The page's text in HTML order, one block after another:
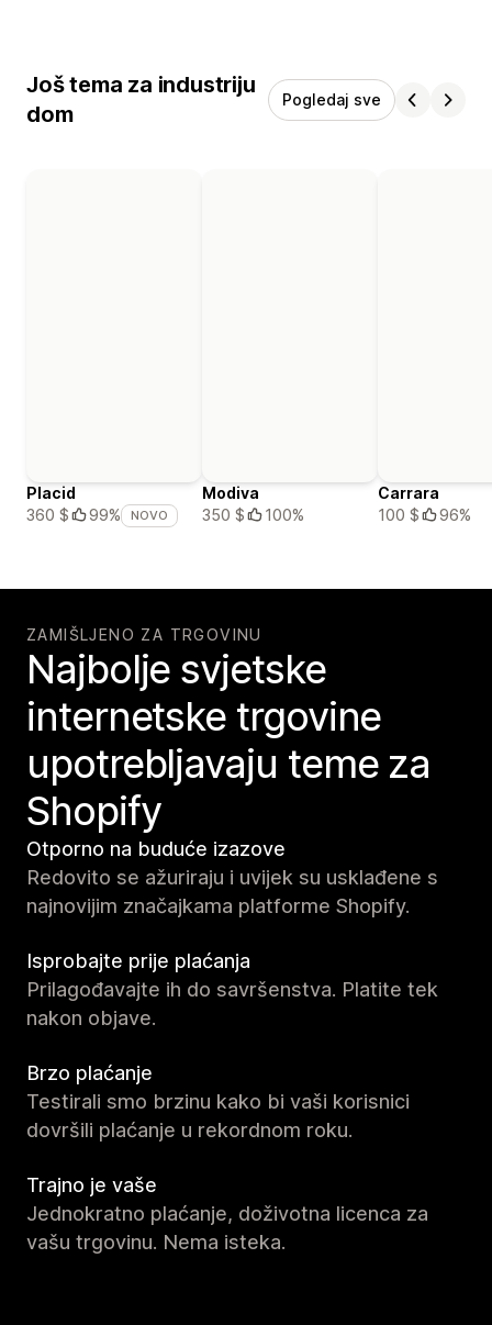
Još tema za industriju
dom
Pogledaj sve
Placid
360 $
99% NOVO
Modiva
350 $
100%
Carrara
100 $
96%
ZAMIŠLJENO ZA TRGOVINU
Najbolje svjetske
internetske trgovine
upotrebljavaju teme za
Shopify
Otporno na buduće izazove
Redovito se ažuriraju i uvijek su usklađene s
najnovijim značajkama platforme Shopify.
Isprobajte prije plaćanja
Prilagođavajte ih do savršenstva. Platite tek
nakon objave.
Brzo plaćanje
Testirali smo brzinu kako bi vaši korisnici
dovršili plaćanje u rekordnom roku.
Trajno je vaše
Jednokratno plaćanje, doživotna licenca za
vašu trgovinu. Nema isteka.